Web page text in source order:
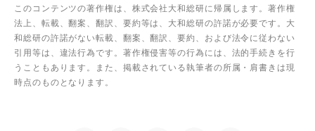
このコンテンツの著作権は、株式会社大和総研に帰属します。著作権
法上、転載、翻案、翻訳、要約等は、大和総研の許諾が必要です。大
和総研の許諾がない転載、翻案、翻訳、要約、および法令に従わない
引用等は、違法行為です。著作権侵害等の行為には、法的手続きを行
うこともあります。また、掲載されている執筆者の所属・肩書きは現
時点のものとなります。